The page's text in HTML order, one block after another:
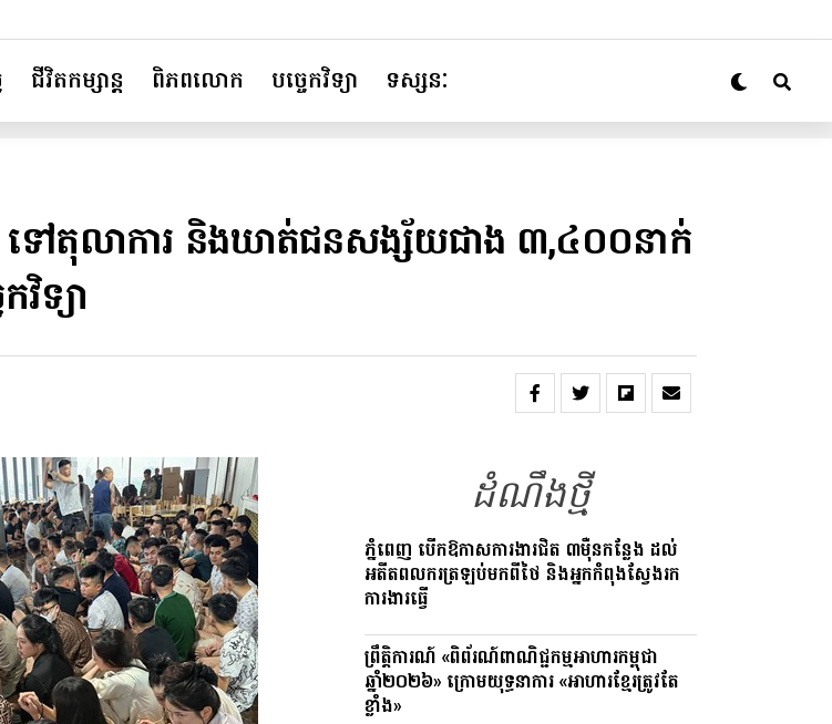
ជីវិតកម្សាន្ត ពិភពលោក បច្ចេកវិទ្យា ទស្សនៈ
ទៅតុលាការ និងឃាត់ជនសង្ស័យជាង ៣,៤០០នាក់
វិទ្យា
ដំណឹងថ្មី
ភ្នំពេញ បើកឱកាសការងារជិត ៣ម៉ឺនកន្លែង ដល់
អតីតពលករត្រឡប់មកពីថៃ និងអ្នកកំពុងស្វែងរក
ការងារធ្វើ
ព្រឹត្តិការណ៍ «ពិព័រណ៍ពាណិជ្ជកម្មអាហារកម្ពុជា
ឆ្នាំ២០២៦» ក្រោមយុទ្ធនាការ «អាហារខ្មែរត្រូវតែ
ខ្លាំង»